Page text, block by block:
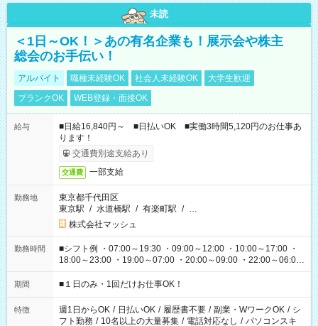
未読
＜1日～OK！＞あの有名企業も！展示会や株主
総会のお手伝い！
アルバイト 職種未経験OK 社会人未経験OK
大学生歓迎
ブランクOK
WEB登録・面接OK
給与
■日給16,840円～ ■日払いOK ■実働3時間5,120円のお仕事あ
ります！
交通費別途支給あり
交通費 一部支給
勤務地
東京都千代田区
東京駅 / 水道橋駅 / 有楽町駅 / …
株式会社マッシュ
勤務時間
■シフト例 ・07:00～19:30 ・09:00～12:00 ・10:00～17:00 ・
18:00～23:00 ・19:00～07:00 ・20:00～09:00 ・22:00～06:00
etc ★最短で3時間で5,120円のお仕事から 15時間で2万円近く稼
げるお仕事も！ ご希望のお時間に合わせてご紹介！ ※シフトは
ください！
期間 ■１日のみ・1回だけお仕事OK！
特徴 週1日からOK / 日払いOK / 履歴書不要 / 副業・WワークOK / シ
フト勤務 / 10名以上の大量募集 / 電話対応なし / パソコンスキ